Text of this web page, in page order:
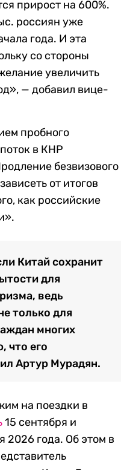
прирост на 600%.
россиян уже
года. И эта
со стороны
увеличить
— добавил вице-
пробного
в КНР
безвизового
от итогов
как российские
Китай сохранит
для
ведь
только для
многих
что его
Артур Мурадян.
на поездки в
15 сентября и
2026 года. Об этом в